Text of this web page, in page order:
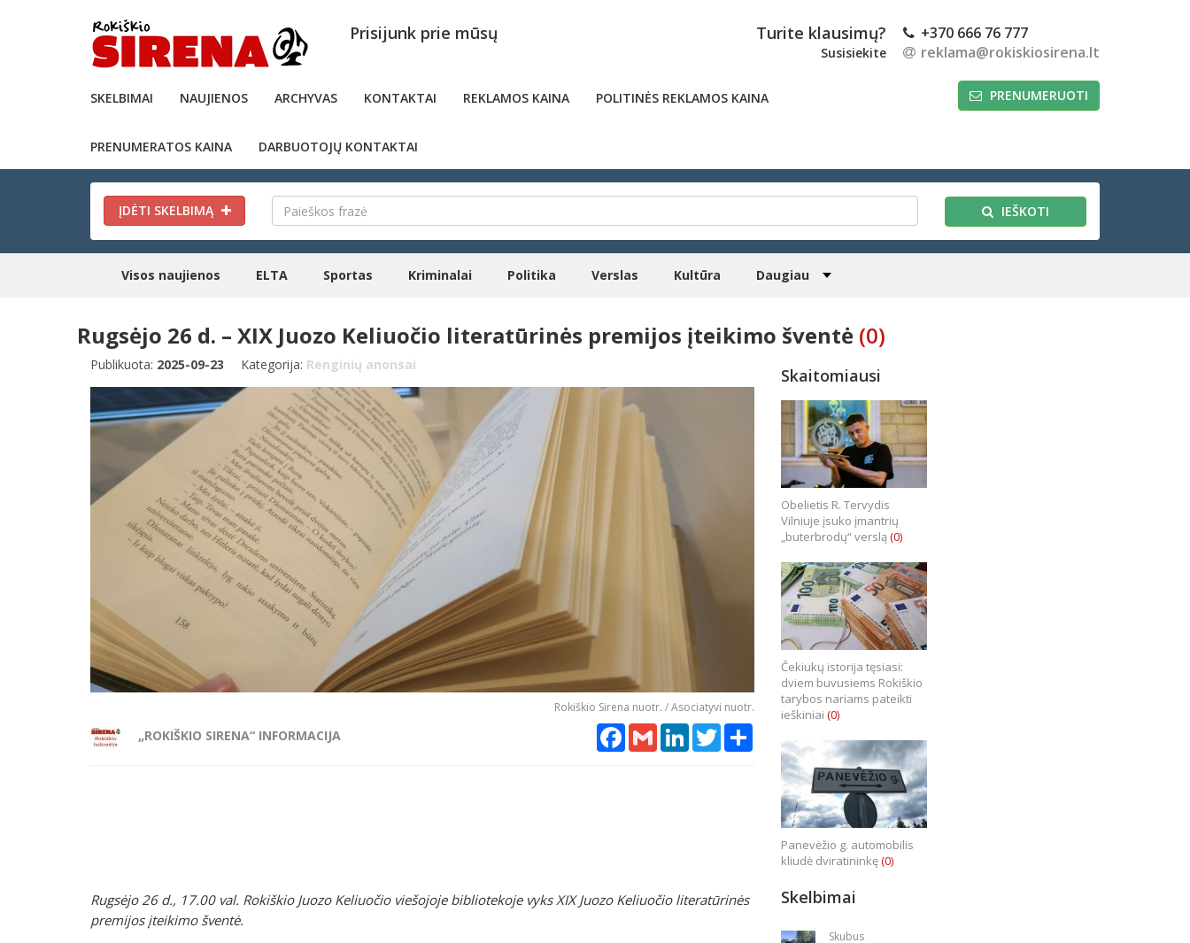
Prisijunk prie mūsų Turite klausimų?
Susisiekite
+370 666 76 777
reklama@rokiskiosirena.lt
SKELBIMAI NAUJIENOS ARCHYVAS KONTAKTAI REKLAMOS KAINA POLITINĖS REKLAMOS KAINA
PRENUMERATOS KAINA DARBUOTOJŲ KONTAKTAI
PRENUMERUOTI
ĮDĖTI SKELBIMĄ IEŠKOTI
Visos naujienos ELTA Sportas Kriminalai Politika Verslas Kultūra Daugiau
Rugsėjo 26 d. – XIX Juozo Keliuočio literatūrinės premijos įteikimo šventė (0)
Publikuota: 2025-09-23 Kategorija: Renginių anonsai
Rokiškio Sirena nuotr. / Asociatyvi nuotr.
„ROKIŠKIO SIRENA“ INFORMACIJA Facebook
GmailLinkedInTwitterShare
Rugsėjo 26 d., 17.00 val. Rokiškio Juozo Keliuočio viešojoje bibliotekoje vyks XIX Juozo Keliuočio literatūrinės
premijos įteikimo šventė.
Skaitomiausi
Obelietis R. Tervydis
Vilniuje įsuko įmantrių
„buterbrodų“ verslą (0)
Čekiukų istorija tęsiasi:
dviem buvusiems Rokiškio
tarybos nariams pateikti
ieškiniai (0)
Panevėžio g. automobilis
kliudė dviratininkę(0)
Skelbimai
Skubus